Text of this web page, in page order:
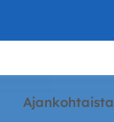
Ajankohtaista